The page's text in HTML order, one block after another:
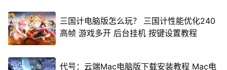
三国计电脑版怎么玩？ 三国计性能优化240
高帧 游戏多开 后台挂机 按键设置教程
代号：云端Mac电脑版下载安装教程 Mac电